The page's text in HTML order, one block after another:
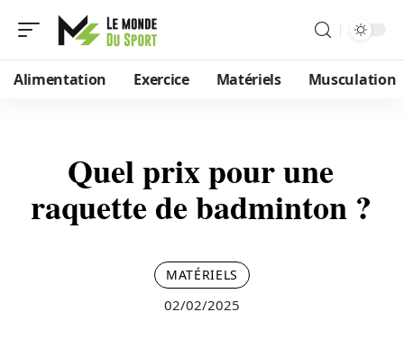
Alimentation Exercice Matériels Musculation
Quel prix pour une
raquette de badminton ?
MATÉRIELS
02/02/2025